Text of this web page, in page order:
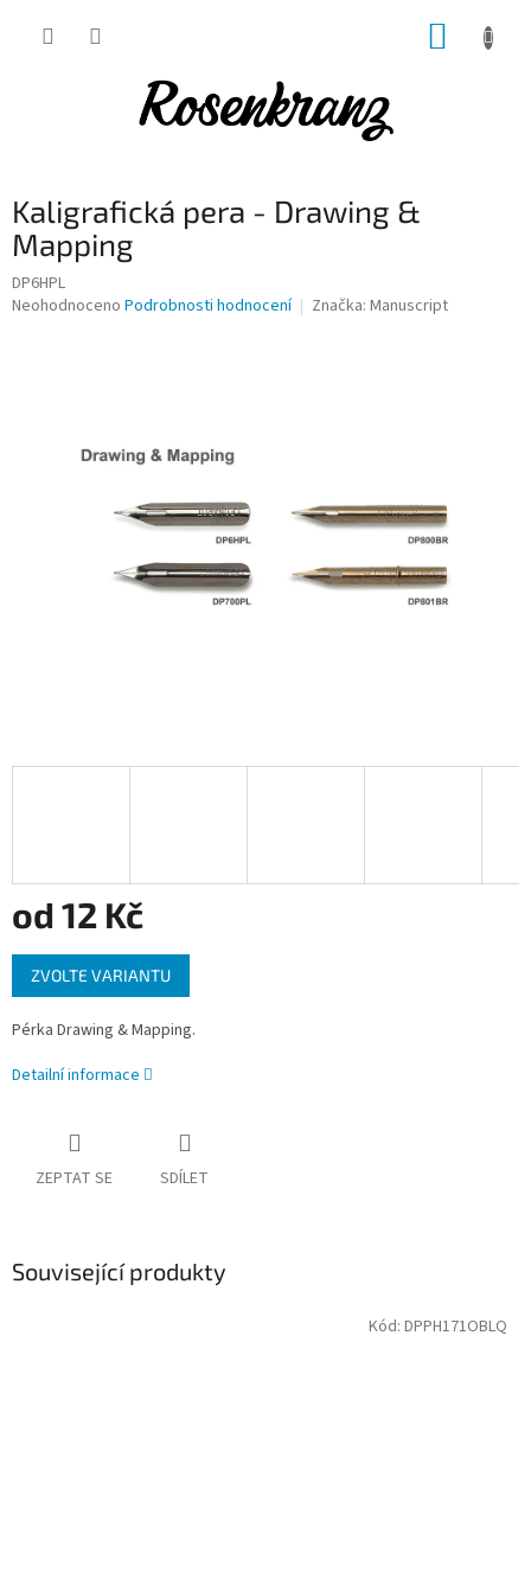
Kaligrafická pera - Drawing &
Mapping
DP6HPL
Průměrné
hvězdiček.
Neohodnoceno Podrobnosti hodnocení Značka: Manuscript
od 12 Kč
Měrná
cena:
ZVOLTE VARIANTU
Pérka Drawing & Mapping.
Detailní informace
ZEPTAT SE SDÍLET
Související produkty
Kód: DPPH171OBLQ